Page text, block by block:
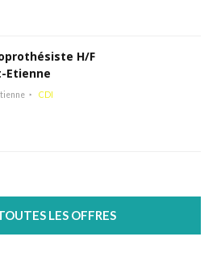
H/F
Etienne
CDI
LES OFFRES